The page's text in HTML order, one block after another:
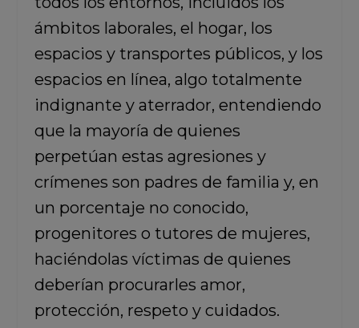
ámbitos laborales, el hogar, los
espacios y transportes públicos, y los
espacios en línea, algo totalmente
indignante y aterrador, entendiendo
que la mayoría de quienes
perpetúan estas agresiones y
crímenes son padres de familia y, en
un porcentaje no conocido,
progenitores o tutores de mujeres,
haciéndolas víctimas de quienes
deberían procurarles amor,
protección, respeto y cuidados.